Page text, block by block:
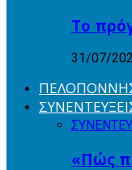
Το
31/07/
«Πώς